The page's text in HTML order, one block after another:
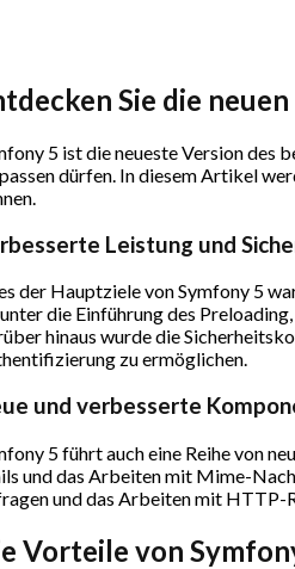
Sie die
5 ist die neueste Version des
dürfen. In diesem Artikel
Leistung und
der Hauptziele von Symfony 5
die Einführung des
hinaus wurde die
zu ermöglichen.
und verbesserte
5 führt auch eine Reihe von
und das Arbeiten mit Mime-
und das Arbeiten mit HTTP-
Vorteile von